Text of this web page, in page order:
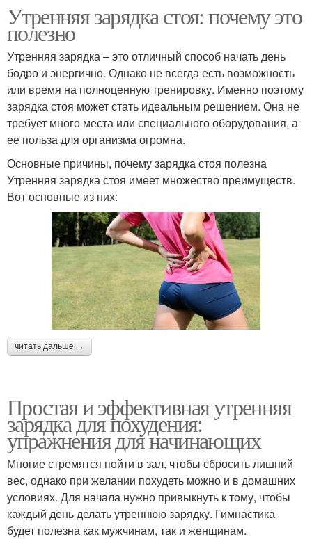
Утренняя зарядка стоя: почему это
полезно
Утренняя зарядка – это отличный способ начать день
бодро и энергично. Однако не всегда есть возможность
или время на полноценную тренировку. Именно поэтому
зарядка стоя может стать идеальным решением. Она не
требует много места или специального оборудования, а
ее польза для организма огромна.
Основные причины, почему зарядка стоя полезна
Утренняя зарядка стоя имеет множество преимуществ.
Вот основные из них:
читать дальше →
Простая и эффективная утренняя
зарядка для похудения:
упражнения для начинающих
Многие стремятся пойти в зал, чтобы сбросить лишний
вес, однако при желании похудеть можно и в домашних
условиях. Для начала нужно привыкнуть к тому, чтобы
каждый день делать утреннюю зарядку. Гимнастика
будет полезна как мужчинам, так и женщинам.